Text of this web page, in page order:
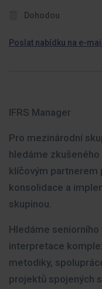
Dohodou
Poslat nabídku na e-mail
IFRS Manager
Pro mezinárodní
hledáme zkušeného
klíčovým partnerem
konsolidace a
skupinou.
Hledáme
interpretace
metodiky,
projektů spojených